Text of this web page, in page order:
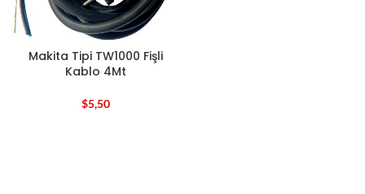
Makita Tipi TW1000 Fişli
Kablo 4Mt
$5,50